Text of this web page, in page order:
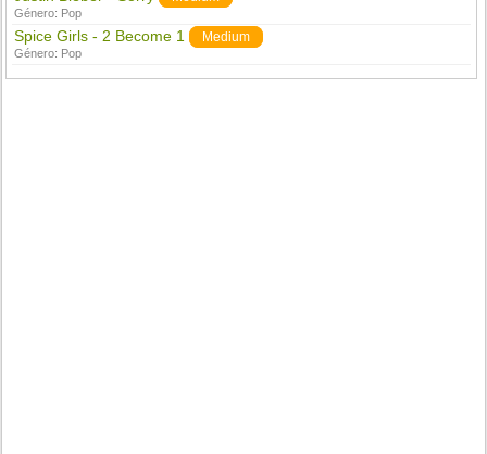
Género: Pop
Spice Girls - 2 Become 1 Medium
Género: Pop